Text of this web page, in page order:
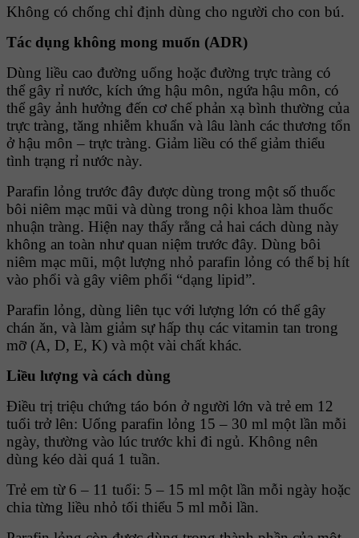
Không có chống chỉ định dùng cho người cho con bú.
Tác dụng không mong muốn (ADR)
Dùng liều cao đường uống hoặc đường trực tràng có
thể gây rỉ nước, kích ứng hậu môn, ngứa hậu môn, có
thể gây ảnh hưởng đến cơ chế phản xạ bình thường của
trực tràng, tăng nhiễm khuẩn và lâu lành các thương tổn
ở hậu môn – trực tràng. Giảm liều có thể giảm thiểu
tình trạng rỉ nước này.
Parafin lỏng trước đây được dùng trong một số thuốc
bôi niêm mạc mũi và dùng trong nội khoa làm thuốc
nhuận tràng. Hiện nay thấy rằng cả hai cách dùng này
không an toàn như quan niệm trước đây. Dùng bôi
niêm mạc mũi, một lượng nhỏ parafin lỏng có thể bị hít
vào phổi và gây viêm phổi “dạng lipid”.
Parafin lỏng, dùng liên tục với lượng lớn có thể gây
chán ăn, và làm giảm sự hấp thụ các vitamin tan trong
mỡ (A, D, E, K) và một vài chất khác.
Liều lượng và cách dùng
Ðiều trị triệu chứng táo bón ở người lớn và trẻ em 12
tuổi trở lên: Uống parafin lỏng 15 – 30 ml một lần mỗi
ngày, thường vào lúc trước khi đi ngủ. Không nên
dùng kéo dài quá 1 tuần.
Trẻ em từ 6 – 11 tuổi: 5 – 15 ml một lần mỗi ngày hoặc
chia từng liều nhỏ tối thiểu 5 ml mỗi lần.